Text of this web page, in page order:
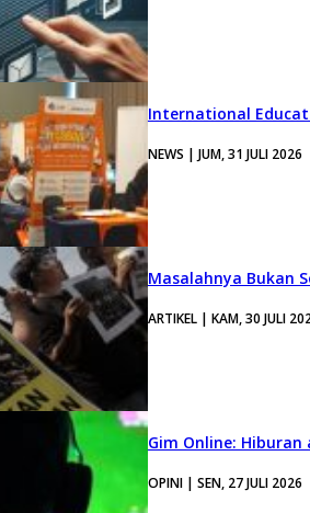
International
NEWS | JUM, 31 JULI 2026
Masalahnya Bukan
ARTIKEL | KAM, 30 JULI
Gim Online:
OPINI | SEN, 27 JULI 2026